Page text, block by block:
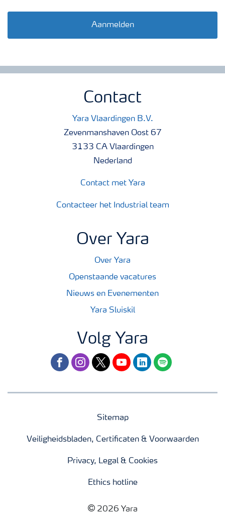
Aanmelden
Contact
Yara Vlaardingen B.V.
Zevenmanshaven Oost 67
3133 CA Vlaardingen
Nederland
Contact met Yara
Contacteer het Industrial team
Over Yara
Over Yara
Openstaande vacatures
Nieuws en Evenementen
Yara Sluiskil
Volg Yara
facebookinstagram
twitteryoutubelinkedinspotify
Sitemap
Veiligheidsbladen, Certificaten & Voorwaarden
Privacy, Legal & Cookies
Ethics hotline
2026 Yara